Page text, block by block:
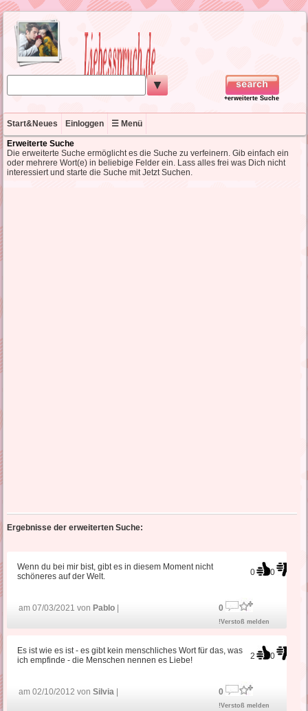
▼
+erweiterte Suche
Start&Neues Einloggen ☰ Menü
Erweiterte Suche
Die erweiterte Suche ermöglicht es die Suche zu verfeinern. Gib einfach ein
oder mehrere Wort(e) in beliebige Felder ein. Lass alles frei was Dich nicht
interessiert und starte die Suche mit Jetzt Suchen.
Ergebnisse der erweiterten Suche:
0 0
Wenn du bei mir bist, gibt es in diesem Moment nicht
schöneres auf der Welt.
am 07/03/2021 von Pablo 0
!Verstoß melden
2 0
Es ist wie es ist - es gibt kein menschliches Wort für das, was
ich empfinde - die Menschen nennen es Liebe!
am 02/10/2012 vonSilvia 0
!Verstoß melden